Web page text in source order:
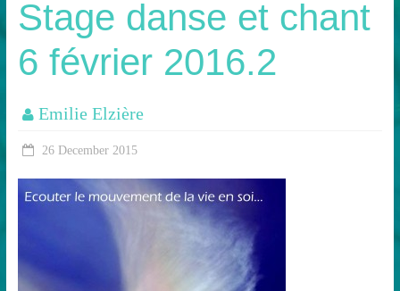
Stage danse et chant
6 février 2016.2
Emilie Elzière
26 December 2015